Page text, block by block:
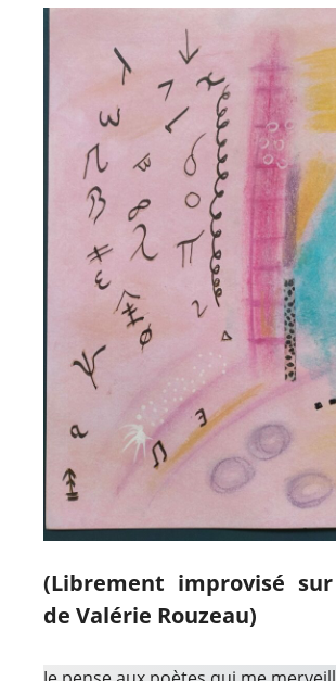
(Librement improvisé
de Valérie Rouzeau)